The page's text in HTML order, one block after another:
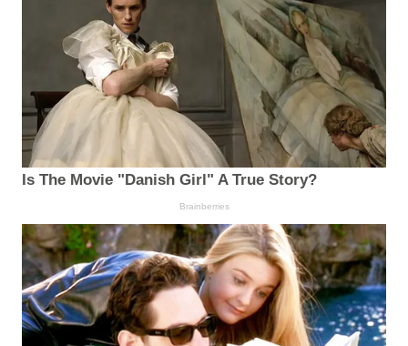
Is The Movie "Danish Girl" A True Story?
Brainberries